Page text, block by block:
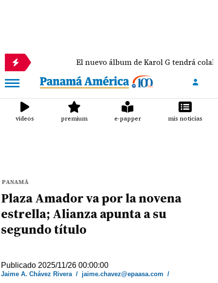
El nuevo álbum de Karol G tendrá
videos premium e-papper mis noticias
PANAMÁ
Plaza Amador va por la novena
estrella; Alianza apunta a su
segundo título
Publicado 2025/11/26 00:00:00
Jaime A. Chávez Rivera/ jaime.chavez@epaasa.com /